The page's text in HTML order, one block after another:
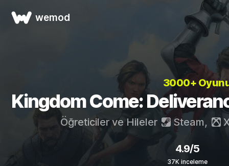
wemod
3000+
Kingdom Come:
Öğreticiler ve Hileler Steam,
4.9/5
37K inceleme